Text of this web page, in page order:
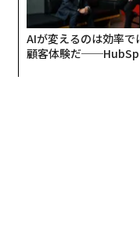
AIが変えるのは効率で
顧客体験だ